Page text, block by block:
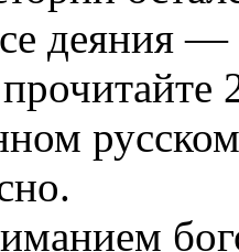
деяния —